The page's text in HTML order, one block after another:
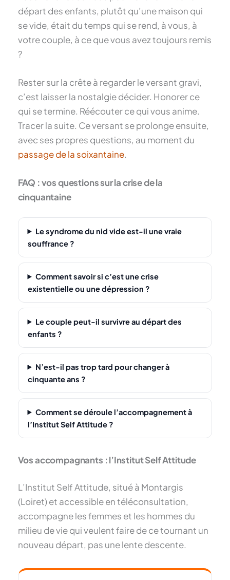
départ des enfants, plutôt qu’une maison qui
se vide, était du temps qui se rend, à vous, à
votre couple, à ce que vous avez toujours remis
?
Rester sur la crête à regarder le versant gravi,
c’est laisser la nostalgie décider. Honorer ce
qui se termine. Réécouter ce qui vous anime.
Tracer la suite. Ce versant se prolonge ensuite,
avec ses propres questions, au moment du
passage de la soixantaine.
FAQ : vos questions sur la crise de la
cinquantaine
Le syndrome du nid vide est-il une vraie
souffrance ?
Comment savoir si c’est une crise
existentielle ou une dépression ?
Le couple peut-il survivre au départ des
enfants ?
N’est-il pas trop tard pour changer à
cinquante ans ?
Comment se déroule l’accompagnement à
l’Institut Self Attitude ?
Vos accompagnants : l’Institut Self Attitude
L’Institut Self Attitude, situé à Montargis
(Loiret) et accessible en téléconsultation,
accompagne les femmes et les hommes du
milieu de vie qui veulent faire de ce tournant un
nouveau départ, pas une lente descente.